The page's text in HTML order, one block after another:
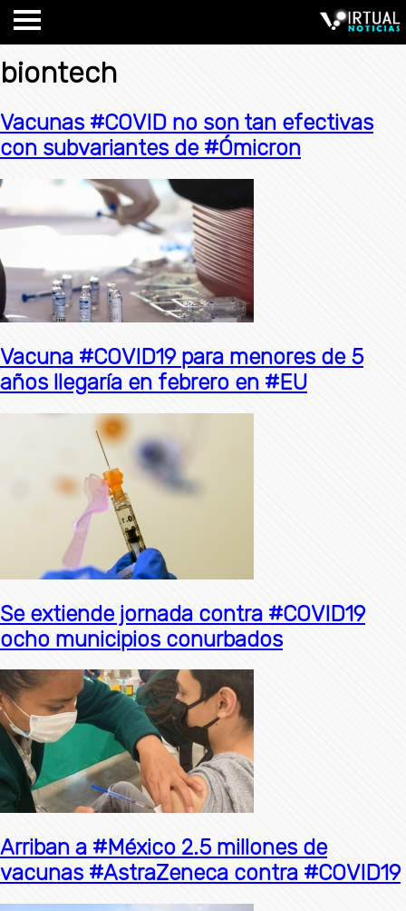
biontech
Vacunas #COVID no son tan efectivas
con subvariantes de #Ómicron
Vacuna #COVID19 para menores de 5
años llegaría en febrero en #EU
Se extiende jornada contra #COVID19
ocho municipios conurbados
Arriban a #México 2.5 millones de
vacunas #AstraZeneca contra #COVID19